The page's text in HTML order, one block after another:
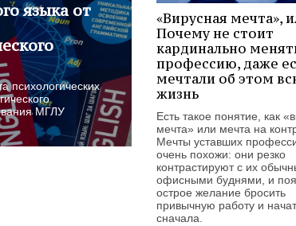
языка от
психологических
МГЛУ
«Вирусная мечта»,
Почему не стоит
кардинально
профессию, даже
мечтали об этом
жизнь
Есть такое понятие, как
мечта» или мечта на
Мечты уставших
очень похожи: они резко
контрастируют с их
офисными буднями, и
острое желание бросить
привычную работу и
сначала.